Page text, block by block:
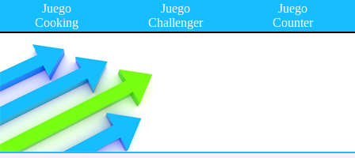
Juego
Cooking
Juego
Challenger
Juego
Counter